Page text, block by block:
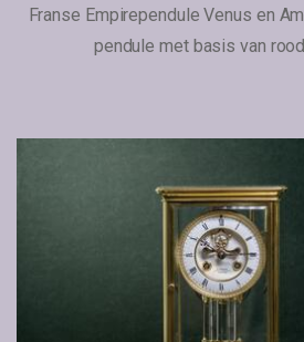
Franse Empirependule Venus en
pendule met basis van